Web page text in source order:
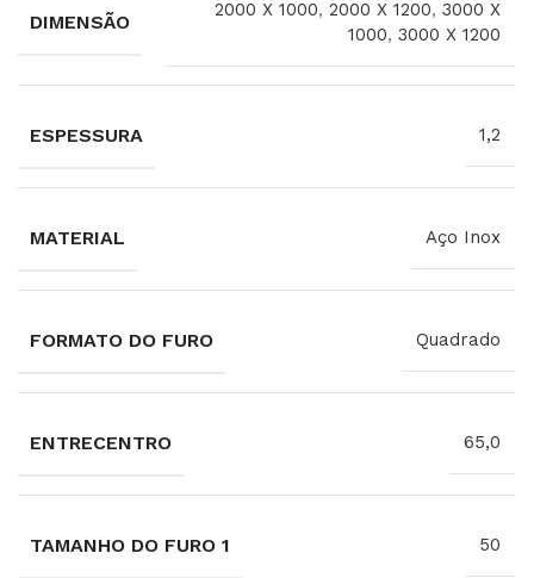
DIMENSÃO
2000 X 1000,2000 X 1200,3000 X
1000,3000 X 1200
ESPESSURA 1,2
MATERIAL Aço Inox
FORMATO DO FURO Quadrado
ENTRECENTRO 65,0
TAMANHO DO FURO 1 50